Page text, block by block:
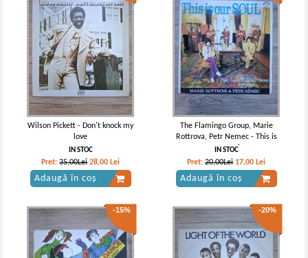
Wilson Pickett - Don't knock my
love
IN STOC
Pret:35,00Lei 28,00 Lei
Adaugă în coș
The Flamingo Group, Marie
Rottrova, Petr Nemec - This is
our soul
IN STOC
Pret:20,00Lei 17,00 Lei
Adaugă în coș
-15% -20%